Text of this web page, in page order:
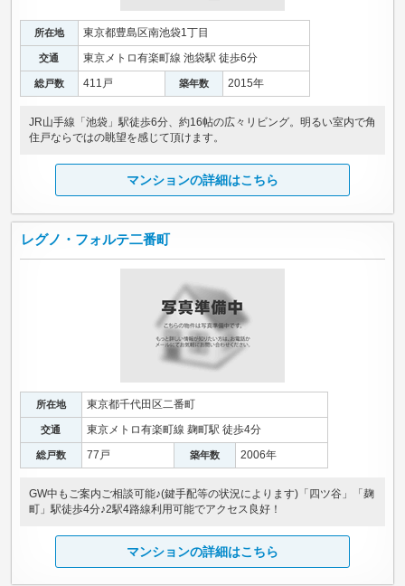
所在地 東京都豊島区南池袋1丁目
交通 東京メトロ有楽町線 池袋駅 徒歩6分
総戸数 411戸 築年数 2015年
JR山手線「池袋」駅徒歩6分、約16帖の広々リビング。明るい室内で角
住戸ならではの眺望を感じて頂けます。
マンションの詳細はこちら
レグノ・フォルテ二番町
所在地 東京都千代田区二番町
交通 東京メトロ有楽町線 麹町駅 徒歩4分
総戸数 77戸 築年数 2006年
GW中もご案内ご相談可能♪(鍵手配等の状況によります)「四ツ谷」「麹
町」駅徒歩4分♪2駅4路線利用可能でアクセス良好！
マンションの詳細はこちら